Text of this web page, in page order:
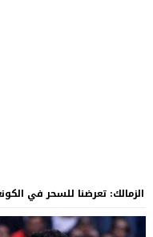
الزمالك: تعرضنا للسحر في